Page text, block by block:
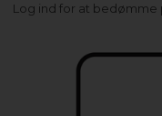
Log ind for at